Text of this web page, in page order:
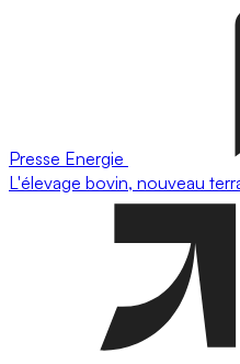
Presse Energie
L'élevage bovin, nouveau